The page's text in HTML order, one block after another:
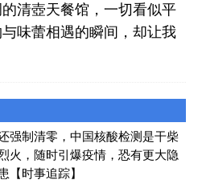
清壺天餐馆，一切看似平
味蕾相遇的瞬间，却让我
强制清零，中国核酸检测是干柴
火，随时引爆疫情，恐有更大隐
【时事追踪】